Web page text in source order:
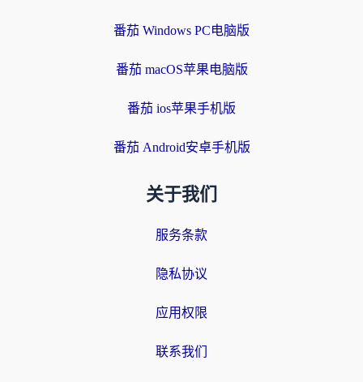
番茄 Windows PC电脑版
番茄 macOS苹果电脑版
番茄 ios苹果手机版
番茄 Android安卓手机版
关于我们
服务条款
隐私协议
应用权限
联系我们